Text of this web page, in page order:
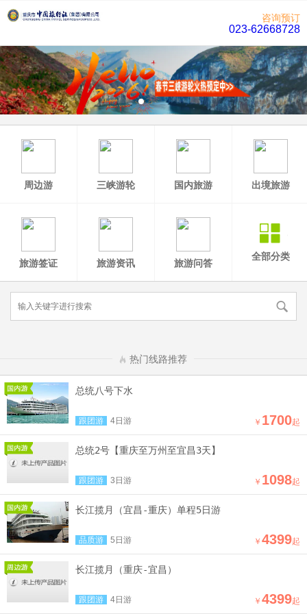
咨询预订
023-62668728
周边游 三峡游轮 国内旅游 出境旅游
旅游签证 旅游资讯 旅游问答
全部分类
热门线路推荐
总统八号下水
跟团游 4日游 ￥ 1700起
总统2号【重庆至万州至宜昌3天】
跟团游 3日游 ￥ 1098起
长江揽月（宜昌-重庆）单程5日游
品质游 5日游 ￥ 4399起
长江揽月（重庆-宜昌）
跟团游 4日游 ￥ 4399起